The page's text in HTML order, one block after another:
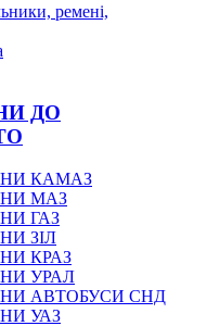
ремені,
ДО
КАМАЗ
МАЗ
ГАЗ
ЗІЛ
КРАЗ
УРАЛ
АВТОБУСИ СНД
УАЗ